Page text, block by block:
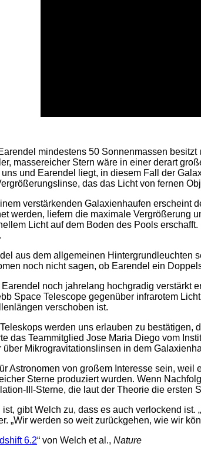
mindestens 50 Sonnenmassen
massereicher Stern wäre in einer derart
und Earendel liegt, in diesem Fall der
das das Licht von fernen
verstärkenden Galaxienhaufen erscheint
werden, liefern die maximale Vergrößerung
Licht auf dem Boden des Pools
aus dem allgemeinen
noch nicht sagen, ob Earendel ein
noch jahrelang hochgradig verstärkt
Space Telescope gegenüber infrarotem
verschoben ist.
werden uns erlauben zu
das Teammitglied Jose Maria Diego vom
Mikrogravitationslinsen in dem
Astronomen von großem Interesse sein,
Sterne produziert wurden. Wenn
III-Sterne, die laut der Theorie die ersten
gibt Welch zu, dass es auch verlockend
„Wir werden so weit zurückgehen, wie wir
6.2“ von Welch et al., Nature